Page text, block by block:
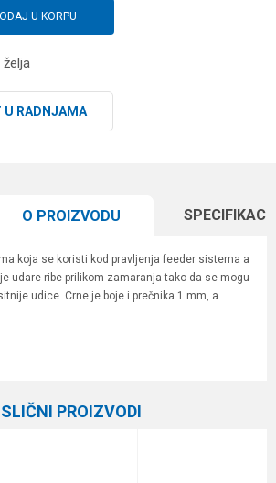
U KORPU
U RADNJAMA
O PROIZVODU
koja se koristi kod pravljenja feeder sistema a
udare ribe prilikom zamaranja tako da se mogu
udice. Crne je boje i prečnika 1 mm, a
SLIČNI PROIZVODI